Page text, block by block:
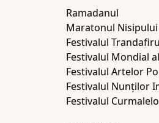
Ramadanul
Maratonul Nisipului
Festivalul
Festivalul Mondial
Festivalul Artelor
Festivalul Nunţilor
Festivalul